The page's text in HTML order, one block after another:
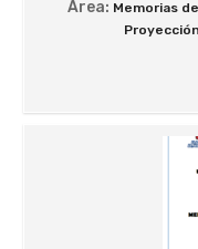
Área: Memorias